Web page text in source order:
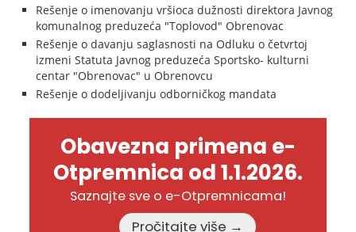
Rešenje o imenovanju vršioca dužnosti direktora Javnog
komunalnog preduzeća "Toplovod" Obrenovac
Rešenje o davanju saglasnosti na Odluku o četvrtoj
izmeni Statuta Javnog preduzeća Sportsko- kulturni
centar "Obrenovac" u Obrenovcu
Rešenje o dodeljivanju odborničkog mandata
Obavezna primena e-
Otpremnica od 1.1.2026.
Saznajte sve o e-Otpremnicama!
Pročitajte više →